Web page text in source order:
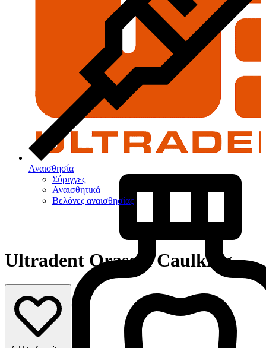
Αναισθησία
Σύριγγες
Αναισθητικά
Βελόνες αναισθησίας
Ultradent Oraseal Caulking